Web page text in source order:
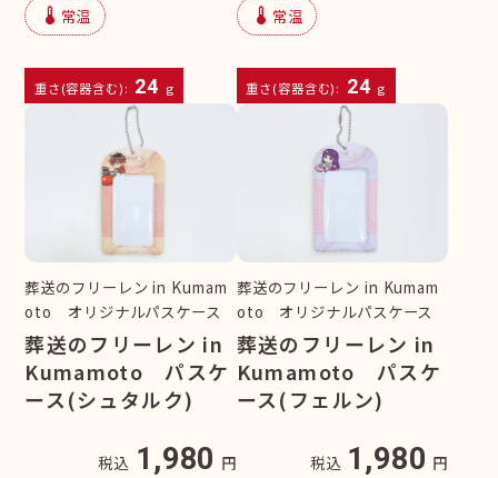
device_thermostat 常温
重さ(容器含む): 24 g
device_thermostat 常温
重さ(容器含む): 24 g
葬送のフリーレン in Kumam
oto オリジナルパスケース
葬送のフリーレン in
Kumamoto パスケ
ース(シュタルク)
税込 1,980 円
葬送のフリーレン in Kumam
oto オリジナルパスケース
葬送のフリーレン in
Kumamoto パスケ
ース(フェルン)
税込 1,980 円